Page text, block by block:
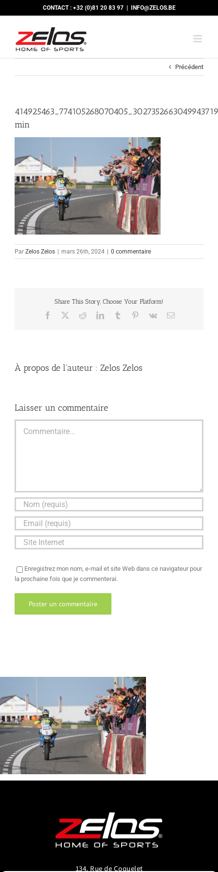
CONTACT : +32 (0)81 20 83 97 INFO@ZELOS.BE
Précédent
min
Par Zelos Zelos mars 26th, 2024 0 commentaire
Share This Story, Choose Your Platform!
Facebook RedditLinkedInTumblr Pinterest
Vk Email
À propos de l'auteur : Zelos Zelos
Laisser un commentaire
Enregistrez mon nom, e-mail et site Web dans ce navigateur pour
la prochaine fois que je commenterai.
134, Rue de Coquelet